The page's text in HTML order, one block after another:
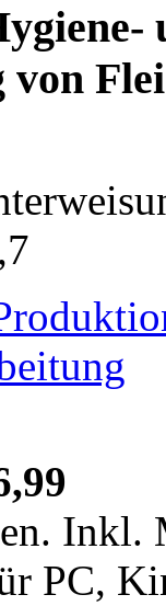
Inkl.
PC,